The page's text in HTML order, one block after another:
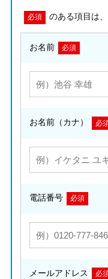
必須 のある項目は
お名前 必須
お名前（カナ） 必
電話番号 必須
メールアドレス 必